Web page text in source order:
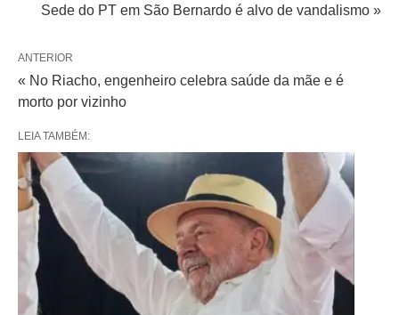
Sede do PT em São Bernardo é alvo de vandalismo »
ANTERIOR
« No Riacho, engenheiro celebra saúde da mãe e é
morto por vizinho
LEIA TAMBÉM: